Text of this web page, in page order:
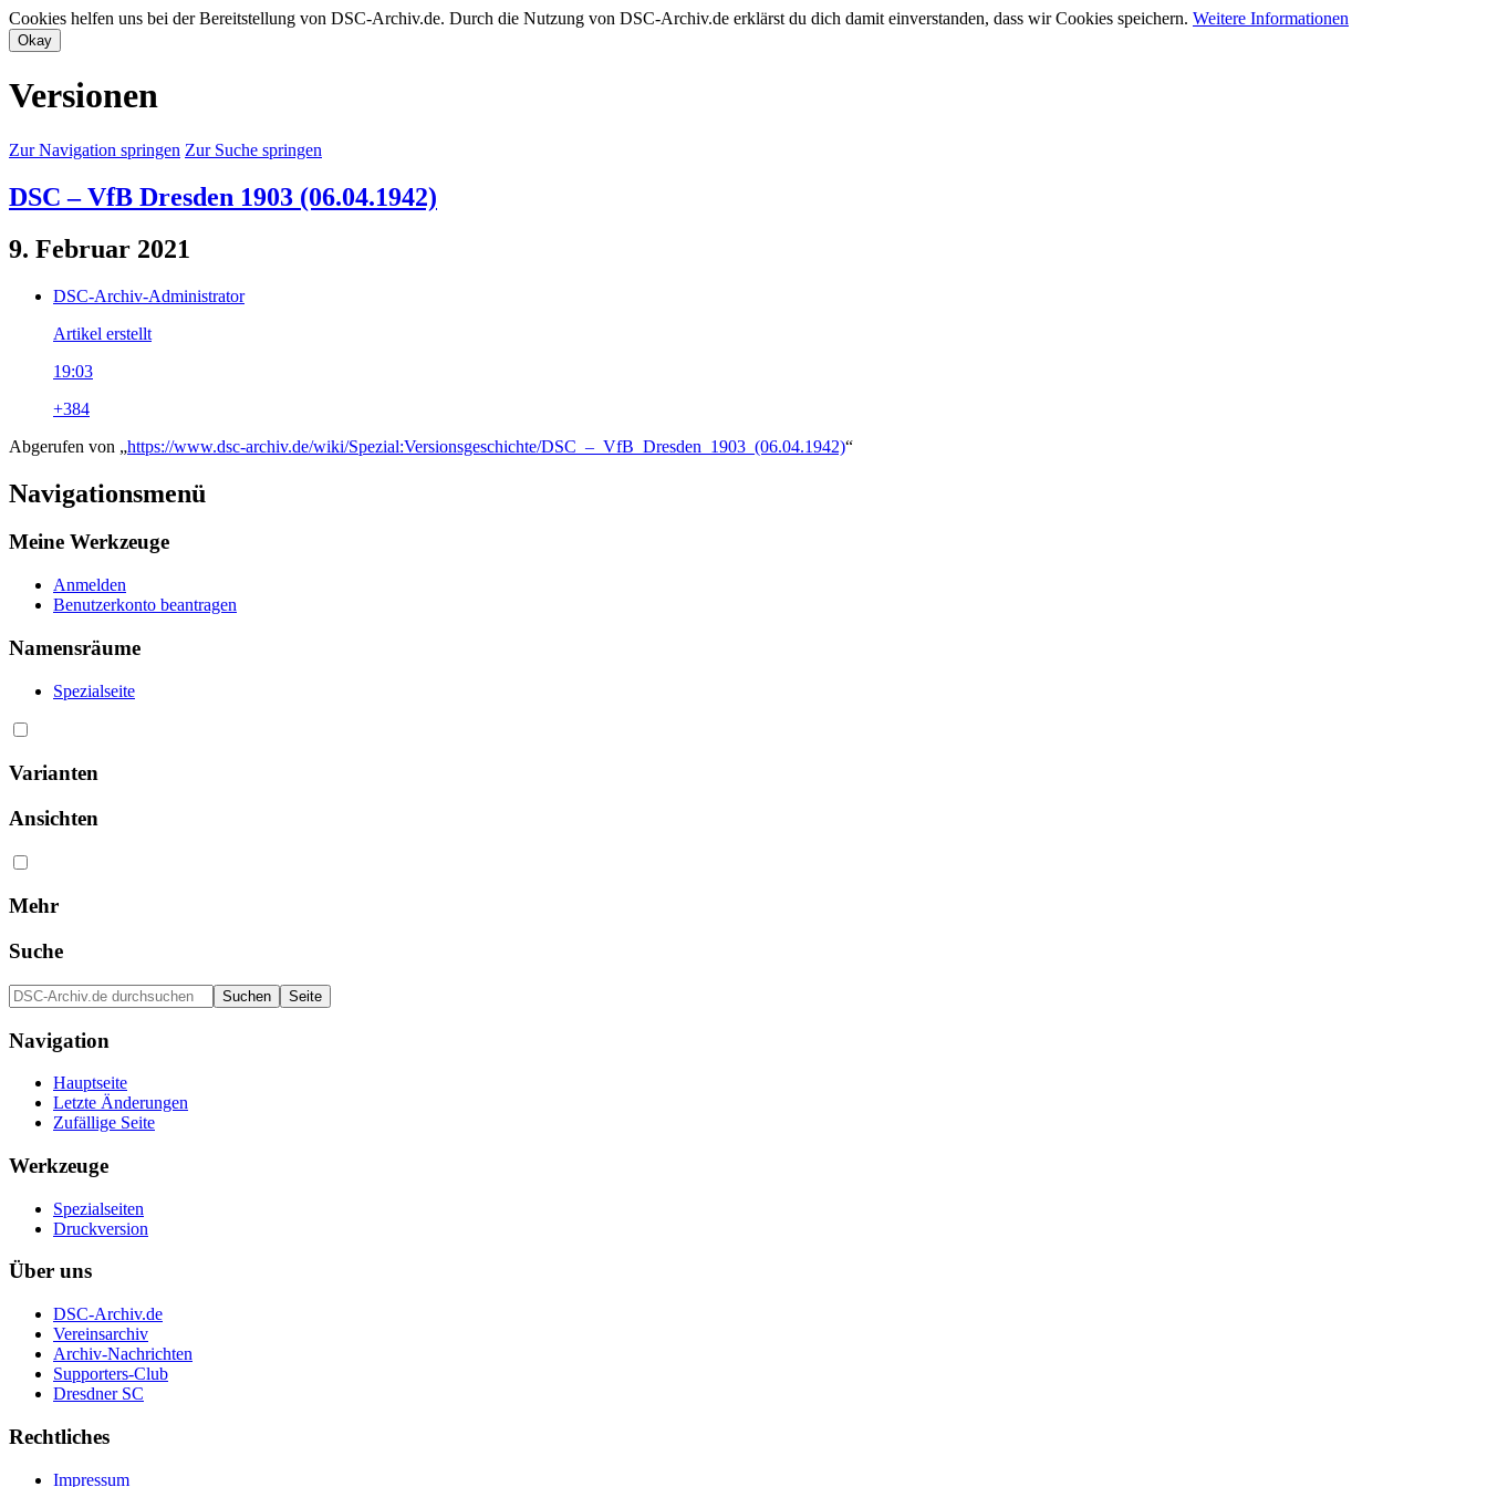
Cookies helfen uns bei der Bereitstellung von DSC-Archiv.de. Durch die Nutzung von DSC-Archiv.de erklärst du dich damit einverstanden, dass wir Cookies speichern. Weitere Informationen
Versionen
Zur Navigation springen Zur Suche springen
DSC – VfB Dresden 1903 (06.04.1942)
9. Februar 2021
DSC-Archiv-Administrator
Artikel erstellt
19:03
+384
Abgerufen von „https://www.dsc-archiv.de/wiki/Spezial:Versionsgeschichte/DSC_–_VfB_Dresden_1903_(06.04.1942)“
Navigationsmenü
Meine Werkzeuge
Anmelden
Benutzerkonto beantragen
Namensräume
Spezialseite
Varianten
Ansichten
Mehr
Suche
Navigation
Hauptseite
Letzte Änderungen
Zufällige Seite
Werkzeuge
Spezialseiten
Druckversion
Über uns
DSC-Archiv.de
Vereinsarchiv
Archiv-Nachrichten
Supporters-Club
Dresdner SC
Rechtliches
Impressum